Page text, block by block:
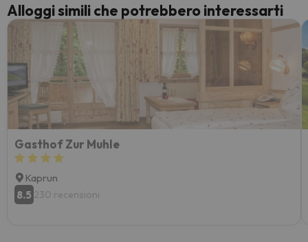
Alloggi simili che potrebbero interessarti
Gasthof Zur Muhle
Kaprun
8.5 230 recensioni